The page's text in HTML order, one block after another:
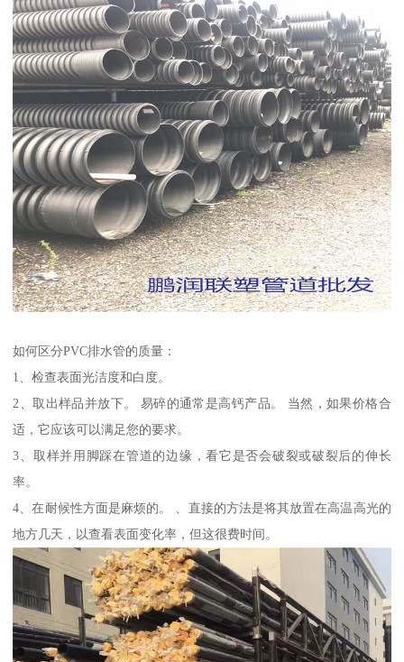
如何区分PVC排水管的质量：
1、检查表面光洁度和白度。
2、取出样品并放下。 易碎的通常是高钙产品。 当然，如果价格合
适，它应该可以满足您的要求。
3、取样并用脚踩在管道的边缘，看它是否会破裂或破裂后的伸长
率。
4、在耐候性方面是麻烦的。 、直接的方法是将其放置在高温高光的
地方几天，以查看表面变化率，但这很费时间。